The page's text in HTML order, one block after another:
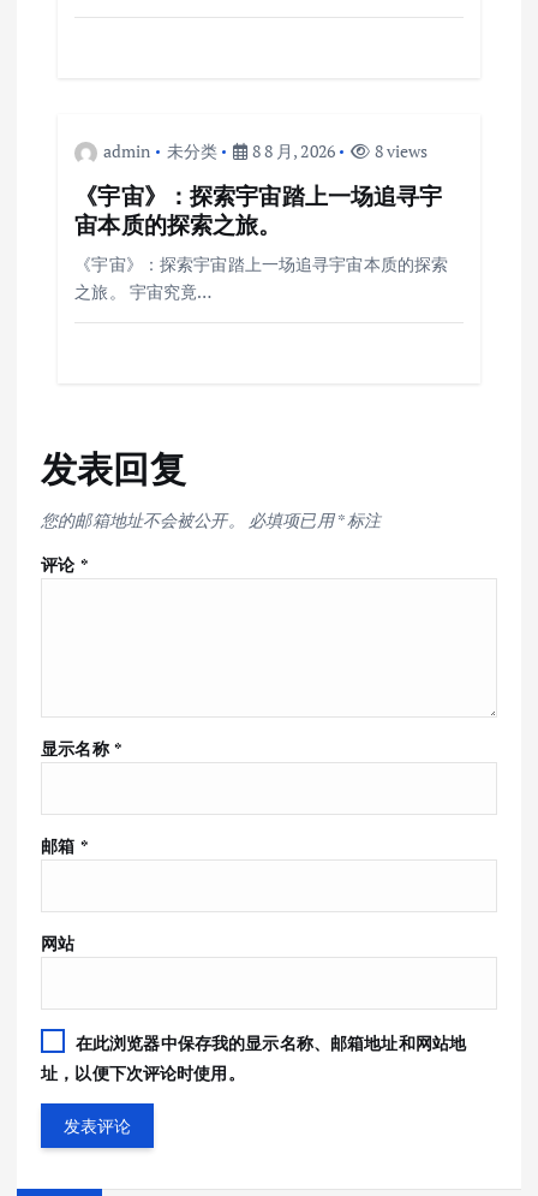
admin 未分类 8 8 月, 2026 8 views
《宇宙》：探索宇宙踏上一场追寻宇
宙本质的探索之旅。
《宇宙》：探索宇宙踏上一场追寻宇宙本质的探索
之旅。 宇宙究竟…
发表回复
您的邮箱地址不会被公开。 必填项已用*标注
评论 *
显示名称 *
邮箱 *
网站
在此浏览器中保存我的显示名称、邮箱地址和网站地
址，以便下次评论时使用。